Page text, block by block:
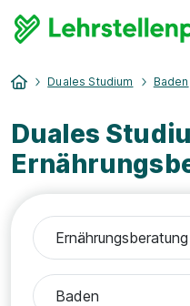
Duales Studium Baden
Duales